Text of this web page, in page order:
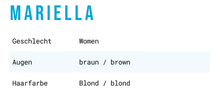
MARIELLA
Geschlecht Women
Augen braun / brown
Haarfarbe Blond / blond